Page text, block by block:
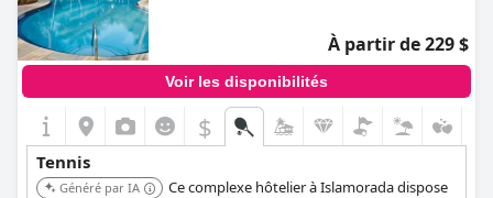
À partir de 229 $
Voir les disponibilités
$
Tennis
Généré par IA
Ce complexe hôtelier à Islamorada dispose